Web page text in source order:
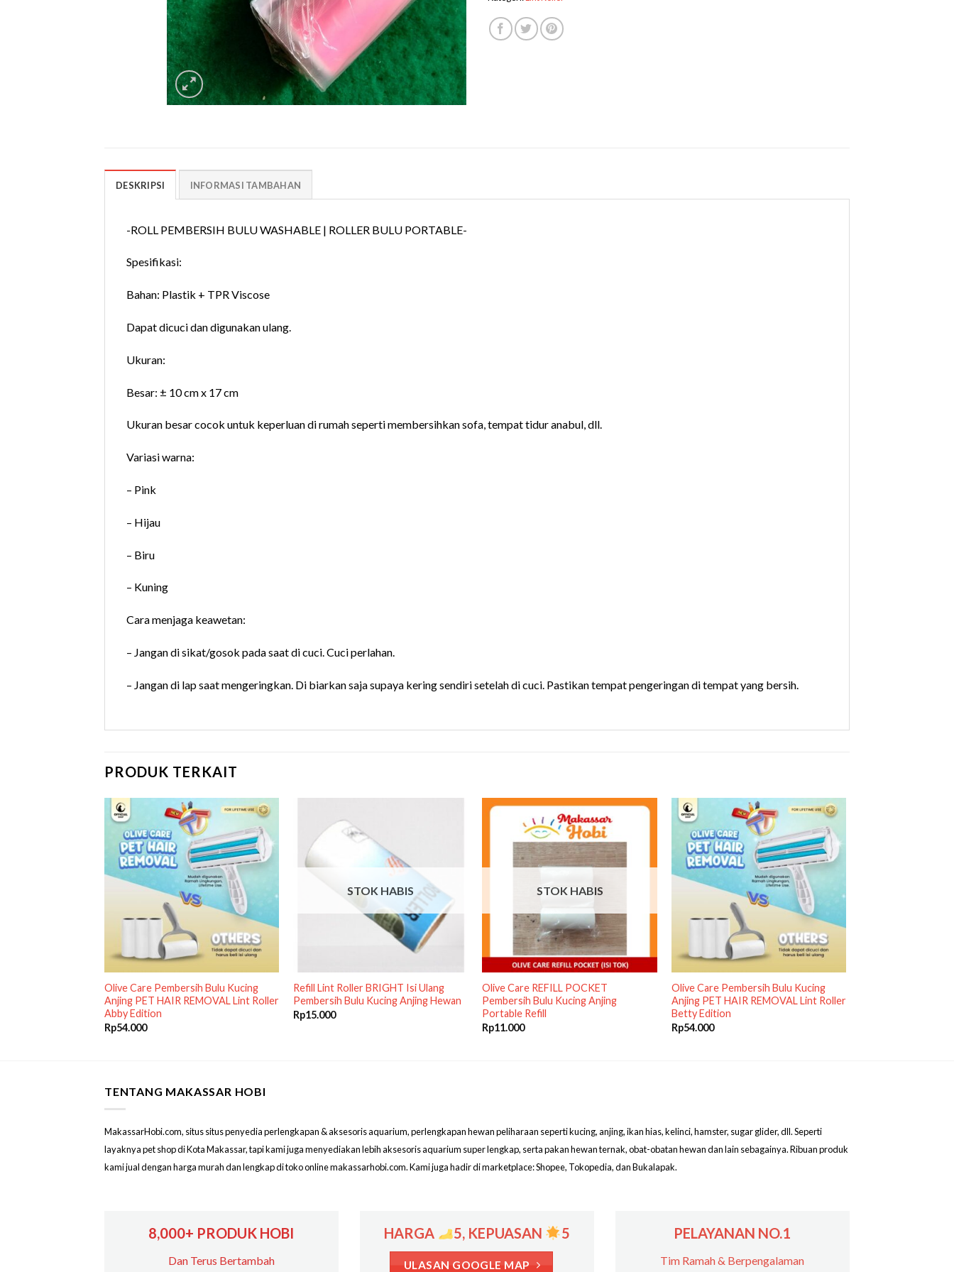
DESKRIPSI INFORMASI TAMBAHAN
-ROLL PEMBERSIH BULU WASHABLE | ROLLER BULU PORTABLE-
Spesifikasi:
Bahan: Plastik + TPR Viscose
Dapat dicuci dan digunakan ulang.
Ukuran:
Besar: ± 10 cm x 17 cm
Ukuran besar cocok untuk keperluan di rumah seperti membersihkan sofa, tempat tidur anabul, dll.
Variasi warna:
– Pink
– Hijau
– Biru
– Kuning
Cara menjaga keawetan:
– Jangan di sikat/gosok pada saat di cuci. Cuci perlahan.
– Jangan di lap saat mengeringkan. Di biarkan saja supaya kering sendiri setelah di cuci. Pastikan tempat pengeringan di tempat yang bersih.
PRODUK TERKAIT
Olive Care Pembersih Bulu Kucing
Anjing PET HAIR REMOVAL Lint Roller
Abby Edition
Rp54.000
STOK HABIS
Refill Lint Roller BRIGHT Isi Ulang
Pembersih Bulu Kucing Anjing Hewan
Rp15.000
STOK HABIS
Olive Care REFILL POCKET
Pembersih Bulu Kucing Anjing
Portable Refill
Rp11.000
Olive Care Pembersih Bulu Kucing
Anjing PET HAIR REMOVAL Lint Roller
Betty Edition
Rp54.000
TENTANG MAKASSAR HOBI
MakassarHobi.com, situs situs penyedia perlengkapan & aksesoris aquarium, perlengkapan hewan peliharaan seperti kucing, anjing, ikan hias, kelinci, hamster, sugar glider, dll. Seperti
layaknya pet shop di Kota Makassar, tapi kami juga menyediakan lebih aksesoris aquarium super lengkap, serta pakan hewan ternak, obat-obatan hewan dan lain sebagainya. Ribuan produk
kami jual dengan harga murah dan lengkap di toko online makassarhobi.com. Kami juga hadir di marketplace: Shopee, Tokopedia, dan Bukalapak.
8,000+ PRODUK HOBI
Dan Terus Bertambah
HARGA 5, KEPUASAN 5
ULASAN GOOGLE MAP
PELAYANAN NO.1
Tim Ramah & Berpengalaman